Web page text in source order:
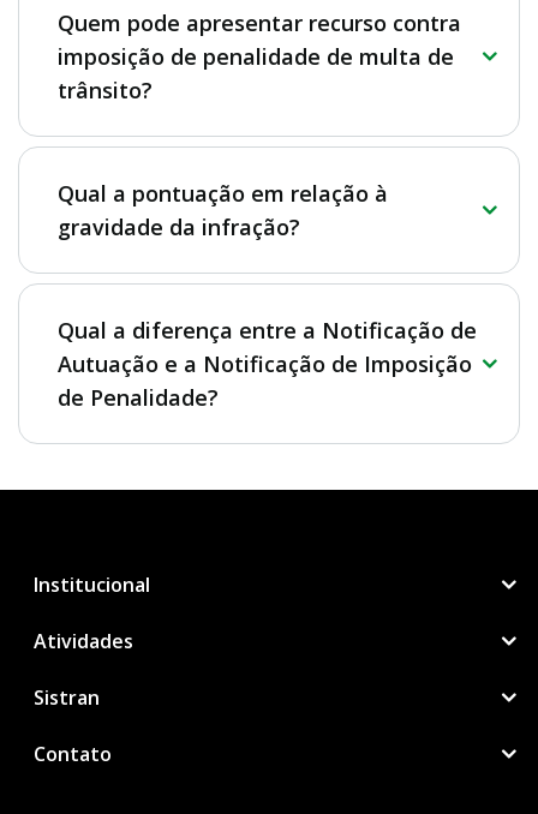
Quem pode apresentar recurso contra
imposição de penalidade de multa de
trânsito?
Qual a pontuação em relação à
gravidade da infração?
Qual a diferença entre a Notificação de
Autuação e a Notificação de Imposição
de Penalidade?
Institucional
Atividades
Sistran
Contato